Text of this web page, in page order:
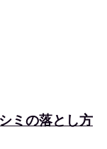
ミの落とし方